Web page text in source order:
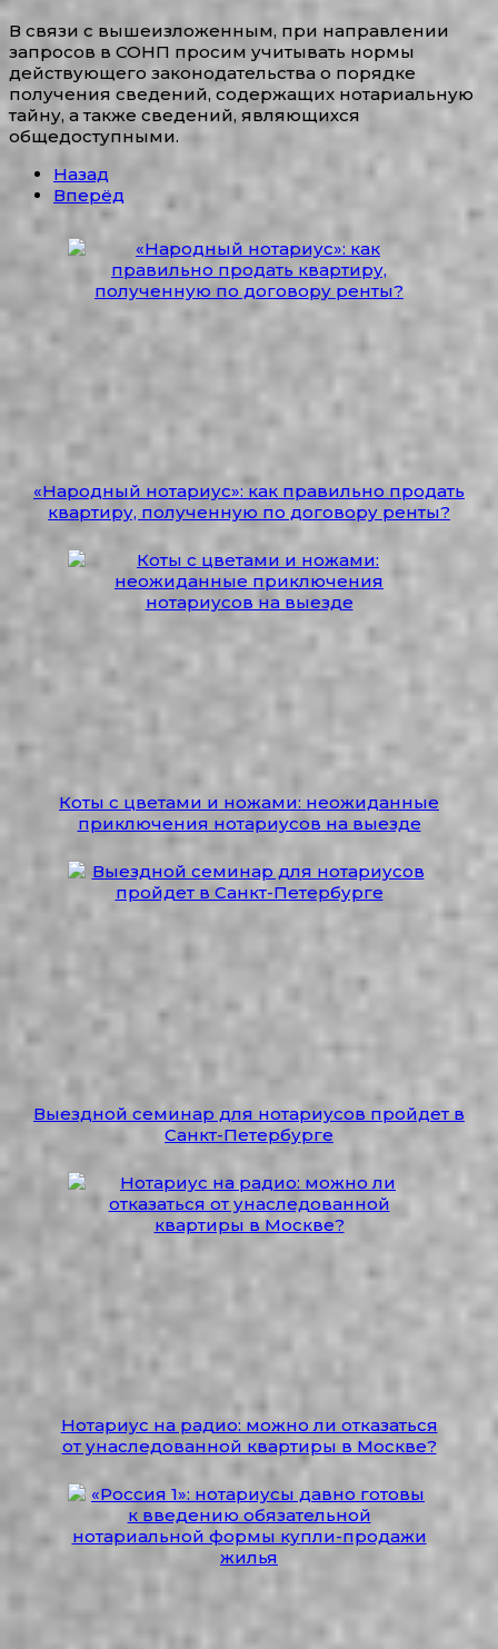
В связи с вышеизложенным, при направлении
запросов в СОНП просим учитывать нормы
действующего законодательства о порядке
получения сведений, содержащих нотариальную
тайну, а также сведений, являющихся
общедоступными.
Назад
Вперёд
«Народный нотариус»: как правильно продать
квартиру, полученную по договору ренты?
Коты с цветами и ножами: неожиданные
приключения нотариусов на выезде
Выездной семинар для нотариусов пройдет в
Санкт-Петербурге
Нотариус на радио: можно ли отказаться
от унаследованной квартиры в Москве?